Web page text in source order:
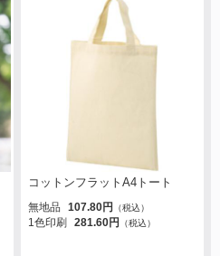
コットンフラットA4トート
無地品 107.80円 （税込）
1色印刷 281.60円 （税込）